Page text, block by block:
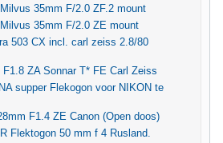
35mm F/2.0 ZF.2 mount
35mm F/2.0 ZE mount
503 CX incl. carl zeiss 2.8/80
ZA Sonnar T* FE Carl Zeiss
supper Flekogon voor NIKON te
F1.4 ZE Canon (Open doos)
Flektogon 50 mm f 4 Rusland.